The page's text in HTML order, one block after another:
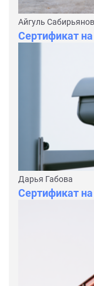
Айгуль
Сертификат
Дарья Габова
Сертификат